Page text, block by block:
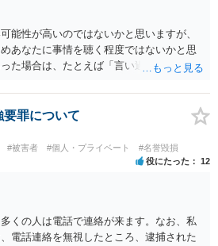
能性が高いのではないかと思いますが、
あなたに事情を聴く程度ではないかと思
た場合は、たとえば「言い過ぎた部分が
性がないことが明らかなので、名誉毀損
ているが、相手は何らかの理由で公然性
反省の意を示しつつ、なぜ警察が連絡し
られます。
罪について
#被害者 #個人・プライベート #名誉毀損
役にたった 12
くの人は電話で連絡が来ます。なお、私
電話連絡を無視したところ、逮捕された